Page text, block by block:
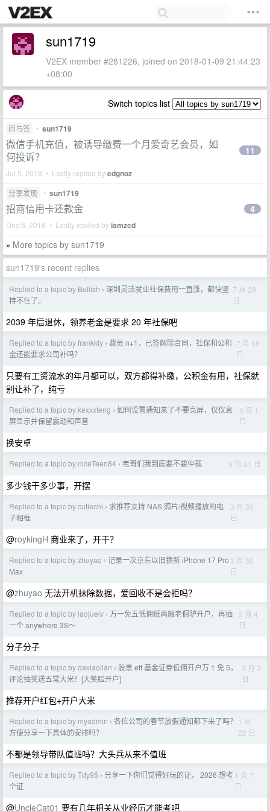
sun1719
V2EX member #281226, joined on 2018-01-09 21:44:23
+08:00
Switch topics list
问与答 • sun1719
微信手机充值，被诱导缴费一个月爱奇艺会员，如
何投诉？
Jul 5, 2019 • Lastly replied byedgnoz
11
分享发现 • sun1719
招商信用卡还款金
Dec 6, 2018 • Lastly replied byiamzcd
4
» More topics by sun1719
sun1719's recent replies
Replied to a topic by Bullish › 深圳灵活就业社保费用一直涨，都快坚
持不住了。
7 月 29
日
2039 年后退休，领养老金是要求 20 年社保吧
Replied to a topic by frankkly › 裁员 n+1，已签解除合同，社保和公积
金还能要求公司补吗？
7 月 18
日
只要有工资流水的年月都可以，双方都得补缴，公积金有用，社保就
别让补了，纯亏
Replied to a topic by kexxxfeng › 如何设置通知来了不要亮屏，仅仅息
屏显示并保留震动和声音
6 月 1
日
换安卓
Replied to a topic by niceTeen84 › 老哥们我到底要不要仲裁 3 月 31 日
多少钱干多少事，开摆
Replied to a topic by cutiechi › 求推荐支持 NAS 照片/视频播放的电
子相框
3 月 30
日
@roykingH 商业来了，开干？
Replied to a topic by zhuyao › 记录一次京东以旧换新 iPhone 17 Pro
Max
3 月 30
日
@zhuyao 无法开机抹除数据，爱回收不是会拒吗？
Replied to a topic by laojuelv › 万一免五低佣低两融老倔驴开户，再抽
一个 anywhere 3S～
3 月 4
日
分子分子
Replied to a topic by daxiaolian › 股票 etf 基金证券低佣开户万 1 免 5，
评论抽奖送五常大米！[大笑脸开户]
3 月 3
日
推荐开户红包+开户大米
Replied to a topic by myadmin › 各位公司的春节放假通知都下来了吗？
方便分享一下具体的安排吗？
1 月
22 日
不都是领导带队值班吗？大头兵从来不值班
Replied to a topic by Tdy95 › 分享一下你们觉得好玩的证， 2026 想考
个证
1 月 7
日
@UncleCat01 要有几年相关从业经历才能考吧